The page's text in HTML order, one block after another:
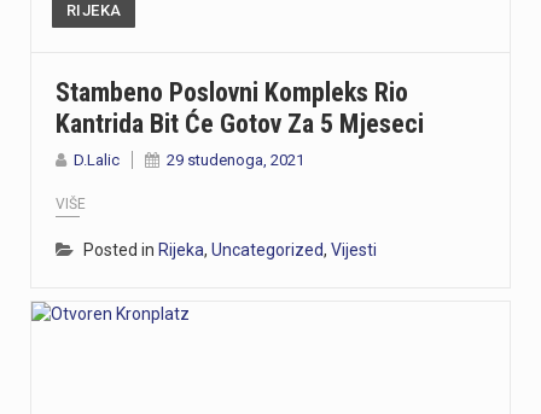
RIJEKA
Stambeno Poslovni Kompleks Rio
Kantrida Bit Će Gotov Za 5 Mjeseci
D.Lalic 29 studenoga, 2021
VIŠE
Posted in Rijeka, Uncategorized, Vijesti